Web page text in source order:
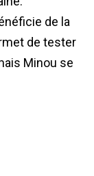
de la
de tester
Minou se